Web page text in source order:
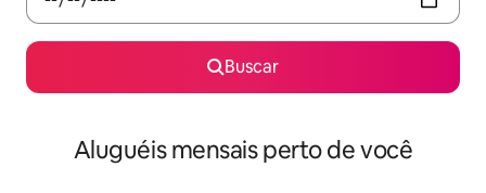
Buscar
Aluguéis mensais perto de você